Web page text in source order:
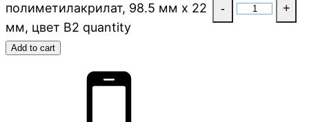
полиметилакрилат, 98.5 мм x 22
мм, цвет B2 quantity
- +
Add to cart